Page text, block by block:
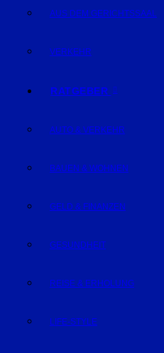
AUS DEM GERICHTSSAAL
VERKEHR
RATGEBER
AUTO & VERKEHR
BAUEN & WOHNEN
GELD & FINANZEN
GESUNDHEIT
REISE & ERHOLUNG
LIFE-STYLE